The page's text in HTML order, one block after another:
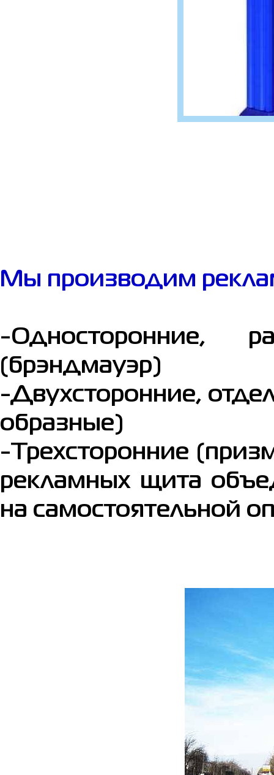
Мы производим
-Односторонние,
(брэндмауэр)
-Двухсторонние,
образные)
-Трехсторонние
рекламных щита
на самостоятельной